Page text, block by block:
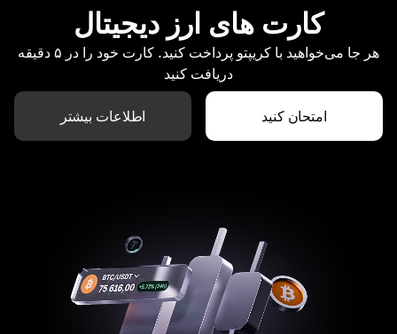
کارت های ارز دیجیتال
هر جا می‌خواهید با کریپتو پرداخت کنید. کارت خود را در ۵ دقیقه
دریافت کنید
امتحان کنید اطلاعات بیشتر